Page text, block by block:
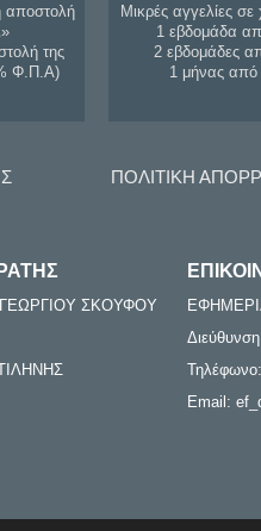
αποστολή
της
Φ.Π.Α)
Μικρές αγγελίες σε
1 εβδομάδα
2 εβδομάδες
1 μήνας
ΠΟΛΙΤΙΚΗ
ΣΚΟΥΦΟΥ
Email: